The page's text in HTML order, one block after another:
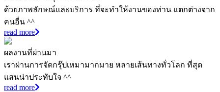
ด้วยภาพลักษณ์และบริการ ที่จะทำให้งานของท่าน แตกต่างจาก
คนอื่น ^^
read more
ผลงานที่ผ่านมา
เราผ่านการจัดกรุ๊ปเหมามากมาย หลายเส้นทางทั่วโลก ที่สุด
แสนน่าประทับใจ ^^
read more